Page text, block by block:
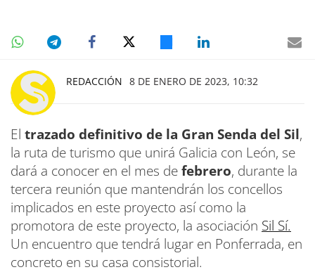
REDACCIÓN 8 DE ENERO DE 2023, 10:32
El trazado definitivo de la Gran Senda del Sil,
la ruta de turismo que unirá Galicia con León, se
dará a conocer en el mes defebrero, durante la
tercera reunión que mantendrán los concellos
implicados en este proyecto así como la
promotora de este proyecto, la asociación Sil Sí.
Un encuentro que tendrá lugar en Ponferrada, en
concreto en su casa consistorial.